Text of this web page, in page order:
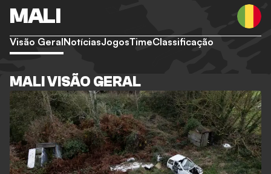
MALI
Visão GeralNotíciasJogosTimeClassificação
MALI VISÃO GERAL